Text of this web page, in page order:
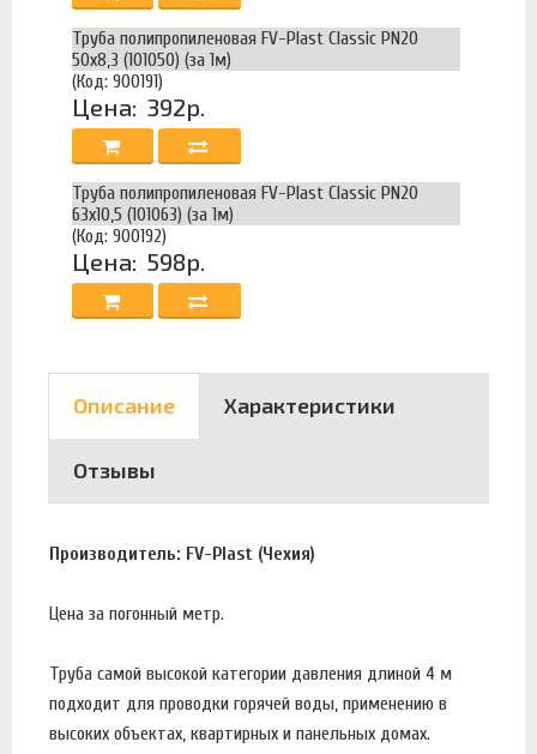
Труба полипропиленовая FV-Plast Classic PN20
50х8,3 (101050) (за 1м)
(Код: 900191)
Цена: 392р.
Труба полипропиленовая FV-Plast Classic PN20
63х10,5 (101063) (за 1м)
(Код: 900192)
Цена: 598р.
Описание Характеристики
Отзывы
Производитель: FV-Plast (Чехия)
Цена за погонный метр.
Труба самой высокой категории давления длиной 4 м
подходит для проводки горячей воды, применению в
высоких объектах, квартирных и панельных домах.